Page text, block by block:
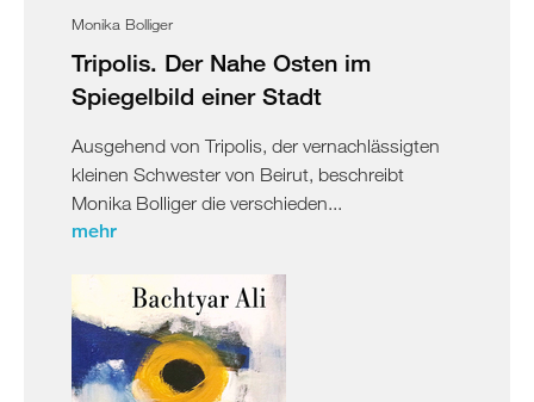
Monika Bolliger
Tripolis. Der Nahe Osten im
Spiegelbild einer Stadt
Ausgehend von Tripolis, der vernachlässigten
kleinen Schwester von Beirut, beschreibt
Monika Bolliger die verschieden...
mehr